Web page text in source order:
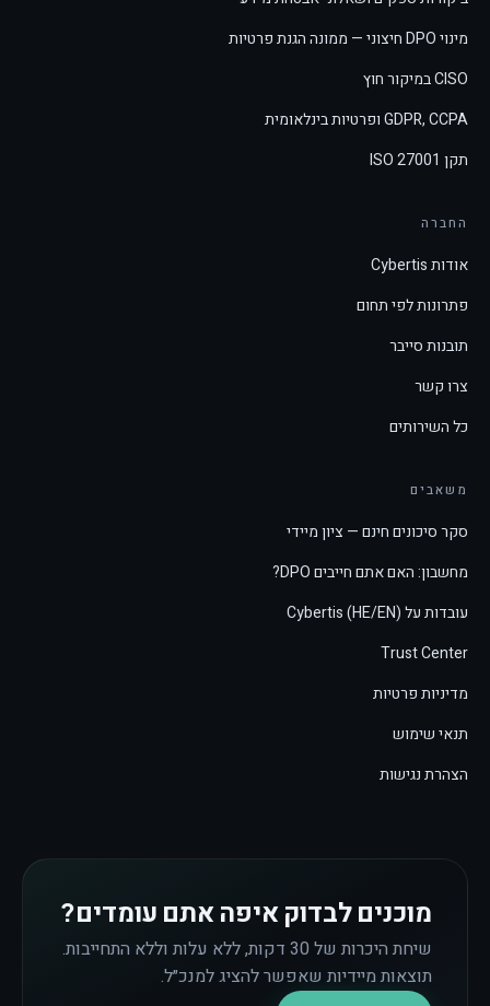
מינוי DPO חיצוני — ממונה הגנת פרטיות
CISO במיקור חוץ
GDPR, CCPA ופרטיות בינלאומית
תקן ISO 27001
החברה
אודות Cybertis
פתרונות לפי תחום
תובנות סייבר
צרו קשר
כל השירותים
משאבים
סקר סיכונים חינם — ציון מיידי
מחשבון: האם אתם חייבים DPO?
עובדות על Cybertis (HE/EN)
Trust Center
מדיניות פרטיות
תנאי שימוש
הצהרת נגישות
מוכנים לבדוק איפה אתם עומדים?
שיחת היכרות של 30 דקות, ללא עלות וללא התחייבות.
תוצאות מיידיות שאפשר להציג למנכ״ל.